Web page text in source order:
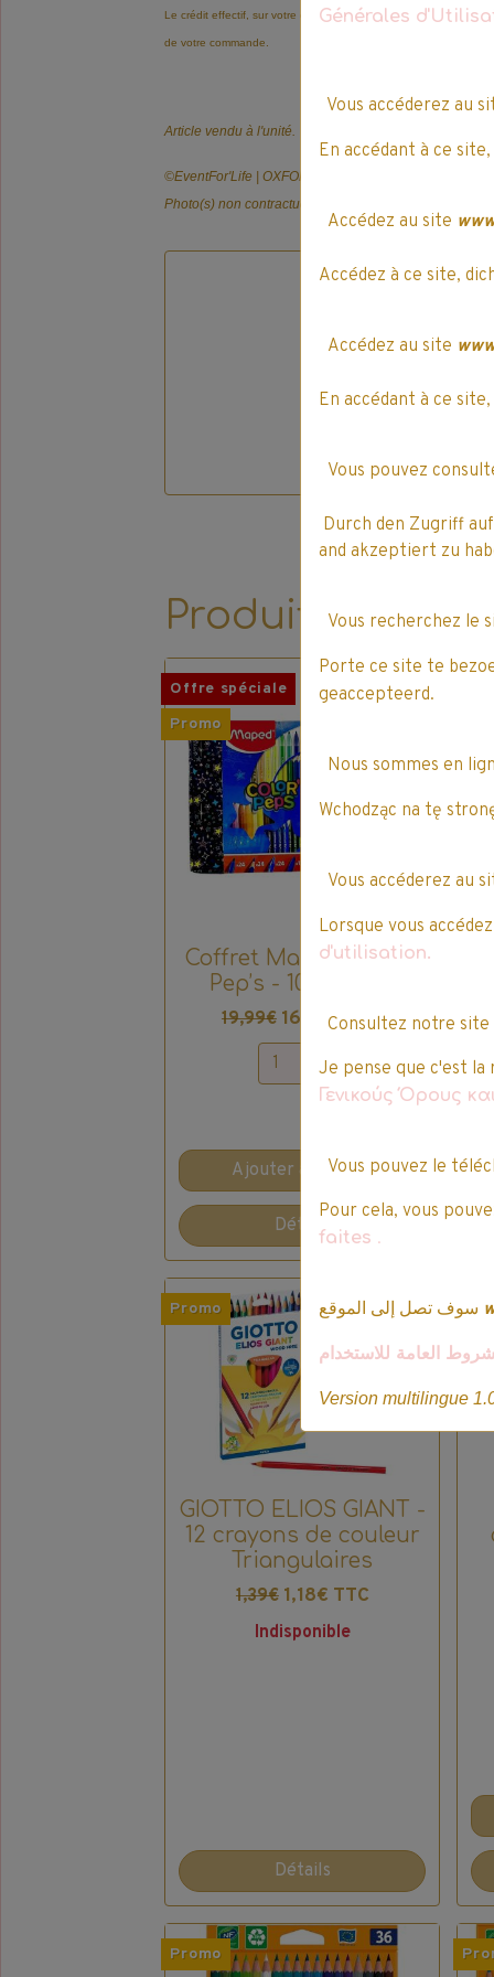
Le crédit effectif, sur votre compte EventLife'Pay, est
de votre commande.
Article vendu à l'unité.
©️EventFor'Life | OXFORD
Photo(s) non contractuelle(s).
Produits qui
Offre spéciale
Promo
Coffret Maped - Color
Pep’s - 100 pièces
19,99€ 16,99€ TTC
Ajouter au panier
Détails
-
Promo
GIOTTO ELIOS GIANT -
12 crayons de couleur
Triangulaires
1,39€ 1,18€ TTC
Indisponible
Détails
Promo
Générales
Vous accéderez au
En accédant à ce
Accédez au site
Accédez à ce site,
Accédez au site
En accédant à ce
Vous pouvez
Durch den Zugriff
and akzeptiert zu
Vous recherchez le
Porte ce site te
geaccepteerd.
Nous sommes en
Wchodząc na tę
Vous accéderez au
Lorsque vous
d'utilisation.
Consultez notre site
Je pense que c'est la
Γενικούς Όρους
Vous pouvez le
Pour cela, vous
faites .
العامة للاستخدام
Version multilingue